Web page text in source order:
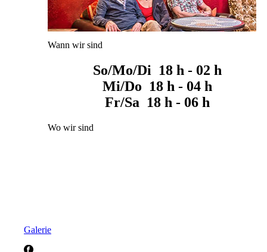
Wann wir sind
So/Mo/Di 18 h - 02 h
Mi/Do 18 h - 04 h
Fr/Sa 18 h - 06 h
Wo wir sind
Galerie